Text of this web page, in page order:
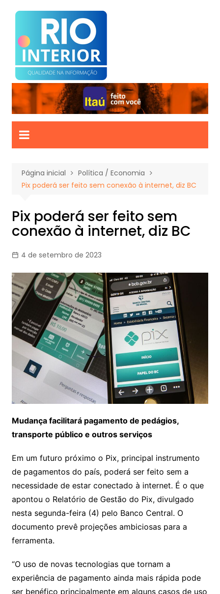
para
conteúdo
Página inicial
Política / Economia
Pix poderá ser feito sem conexão à internet, diz BC
Pix poderá ser feito sem
conexão à internet, diz BC
4 de setembro de 2023
Mudança facilitará pagamento de pedágios,
transporte público e outros serviços
Em um futuro próximo o Pix, principal instrumento
de pagamentos do país, poderá ser feito sem a
necessidade de estar conectado à internet. É o que
apontou o Relatório de Gestão do Pix, divulgado
nesta segunda-feira (4) pelo Banco Central. O
documento prevê projeções ambiciosas para a
ferramenta.
“O uso de novas tecnologias que tornam a
experiência de pagamento ainda mais rápida pode
ser benéfico principalmente em alguns casos de uso